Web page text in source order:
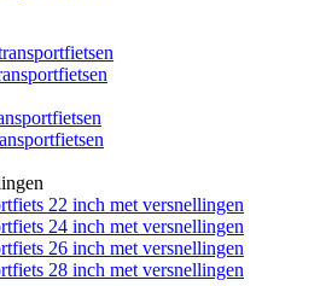
22 inch met versnellingen
24 inch met versnellingen
26 inch met versnellingen
28 inch met versnellingen